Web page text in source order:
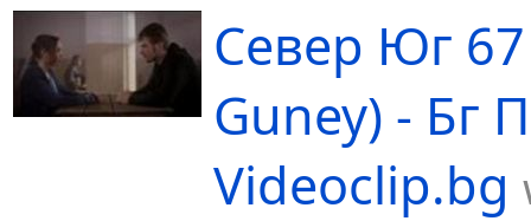
разказва в Евангелието на Лука.
закрилница. Празникът
Великденския празничен цикъл.
Север Юг
Guney) - Бг
Videoclip.bg